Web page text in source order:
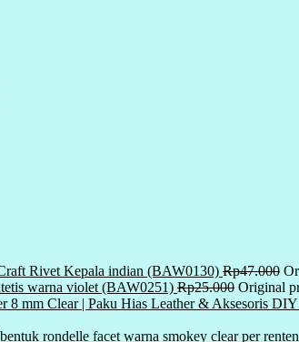
Rivet Kepala indian (BAW0130) Rp47.000
warna violet (BAW0251) Rp25.000 Original
8 mm Clear | Paku Hias Leather & Aksesoris
rondelle facet warna smokey clear per